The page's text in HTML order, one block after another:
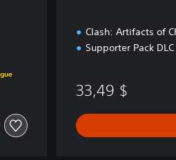
Clash: Artifacts of
Supporter Pack DLC
33,49 $